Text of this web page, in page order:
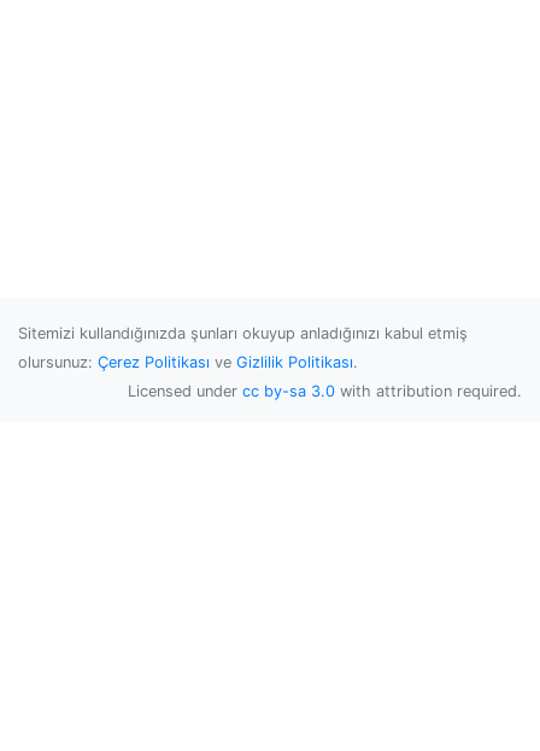
Sitemizi kullandığınızda şunları okuyup anladığınızı kabul etmiş
olursunuz: Çerez Politikası ve Gizlilik Politikası.
Licensed under cc by-sa 3.0 with attribution required.